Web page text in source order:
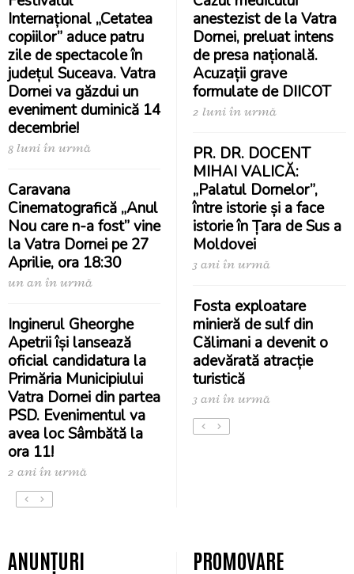
Internațional „Cetatea
copiilor” aduce patru
zile de spectacole în
județul Suceava. Vatra
Dornei va găzdui un
eveniment duminică 14
decembrie!
8 luni în urmă
Caravana
Cinematografică „Anul
Nou care n-a fost” vine
la Vatra Dornei pe 27
Aprilie, ora 18:30
un an în urmă
Inginerul Gheorghe
Apetrii își lansează
oficial candidatura la
Primăria Municipiului
Vatra Dornei din partea
PSD. Evenimentul va
avea loc Sâmbătă la
ora 11!
2 ani în urmă
anestezist de la Vatra
Dornei, preluat intens
de presa națională.
Acuzații grave
formulate de DIICOT
2 luni în urmă
PR. DR. DOCENT
MIHAI VALICĂ:
„Palatul Dornelor”,
între istorie și a face
istorie în Țara de Sus a
Moldovei
3 ani în urmă
Fosta exploatare
minieră de sulf din
Călimani a devenit o
adevărată atracție
turistică
3 ani în urmă
ANUNȚURI PROMOVARE